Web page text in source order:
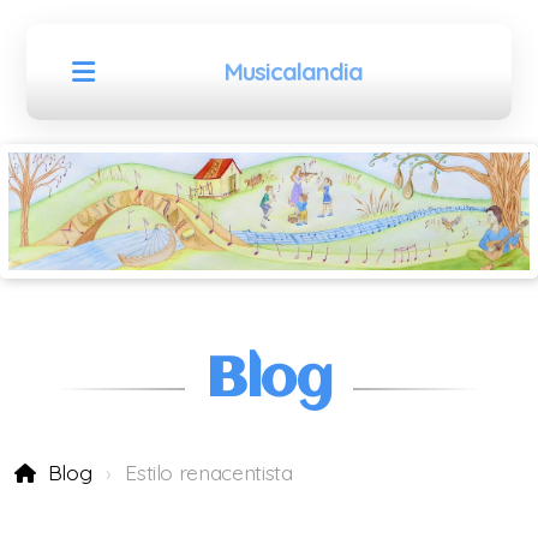
Musicalandia
Blog
Blog Estilo renacentista
Colección de música para mandolina